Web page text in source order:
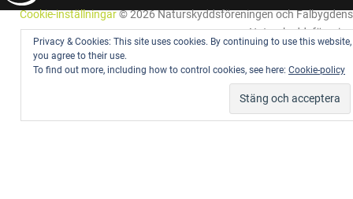
Cookie-inställningar© 2026 Naturskyddsföreningen och Falbygdens
Naturskyddsförening
Privacy & Cookies: This site uses cookies. By continuing to use this website,
you agree to their use.
To find out more, including how to control cookies, see here: Cookie-policy